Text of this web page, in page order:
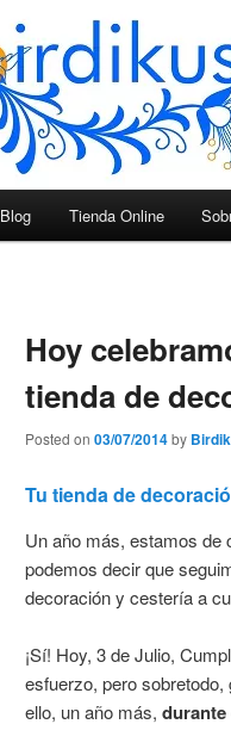
Ir al contenido principal
Ir al contenido secundario
Blog Tienda Online
Hoy
tienda de
Posted on 03/07/2014by
Tu tienda de
Un año más, estamos de
podemos decir que
decoración y cestería a
¡Sí! Hoy, 3 de Julio,
esfuerzo, pero
ello, un año más, durante